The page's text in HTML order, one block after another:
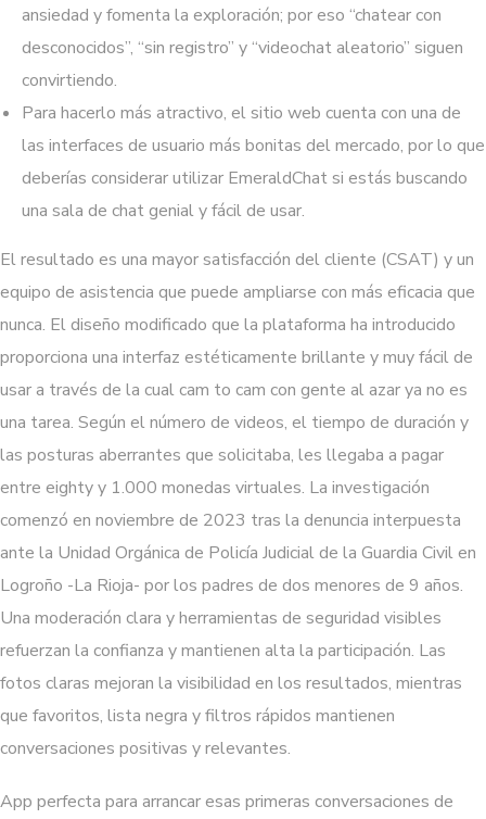
ansiedad y fomenta la exploración; por eso “chatear con
desconocidos”, “sin registro” y “videochat aleatorio” siguen
convirtiendo.
Para hacerlo más atractivo, el sitio web cuenta con una de
las interfaces de usuario más bonitas del mercado, por lo que
deberías considerar utilizar EmeraldChat si estás buscando
una sala de chat genial y fácil de usar.
El resultado es una mayor satisfacción del cliente (CSAT) y un
equipo de asistencia que puede ampliarse con más eficacia que
nunca. El diseño modificado que la plataforma ha introducido
proporciona una interfaz estéticamente brillante y muy fácil de
usar a través de la cual cam to cam con gente al azar ya no es
una tarea. Según el número de videos, el tiempo de duración y
las posturas aberrantes que solicitaba, les llegaba a pagar
entre eighty y 1.000 monedas virtuales. La investigación
comenzó en noviembre de 2023 tras la denuncia interpuesta
ante la Unidad Orgánica de Policía Judicial de la Guardia Civil en
Logroño -La Rioja- por los padres de dos menores de 9 años.
Una moderación clara y herramientas de seguridad visibles
refuerzan la confianza y mantienen alta la participación. Las
fotos claras mejoran la visibilidad en los resultados, mientras
que favoritos, lista negra y filtros rápidos mantienen
conversaciones positivas y relevantes.
App perfecta para arrancar esas primeras conversaciones de